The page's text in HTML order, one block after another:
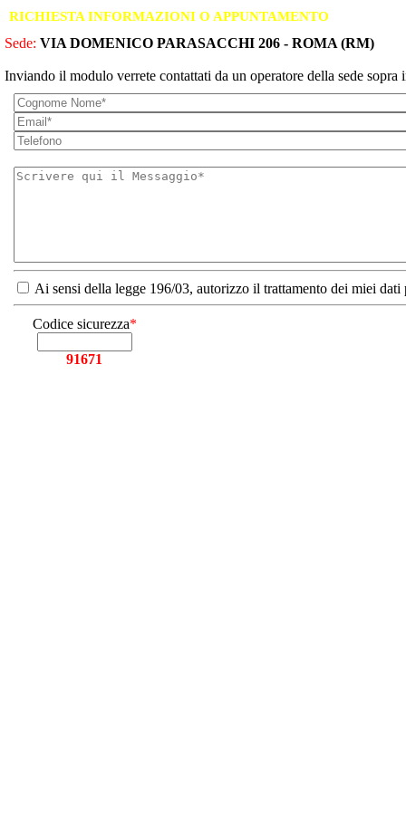
RICHIESTA INFORMAZIONI O APPUNTAMENTO
Sede: VIA DOMENICO PARASACCHI 206 - ROMA (RM)
Inviando il modulo verrete contattati da un operatore della sede sopra
Ai sensi della legge 196/03, autorizzo il trattamento dei miei
Codice sicurezza*
91671